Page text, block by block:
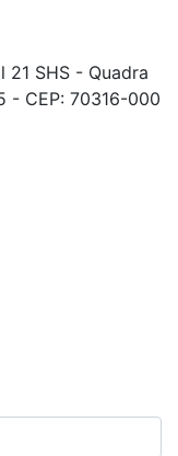
21 SHS - Quadra
- CEP: 70316-000